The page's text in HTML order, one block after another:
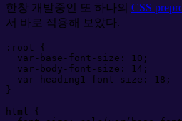
한창 개발중인 또 하나의 CSS
서 바로 적용해 보았다.
: root
{
var-base-font-size : 10 ;
var-body-font-size : 14 ;
var-heading1 -font-size : 18 ;
}
html
{